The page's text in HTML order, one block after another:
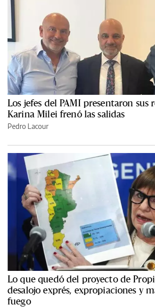
Los jefes del PAMI presentaron sus
Karina Milei frenó las salidas
Pedro Lacour
Lo que quedó del proyecto de
desalojo exprés, expropiaciones y
fuego